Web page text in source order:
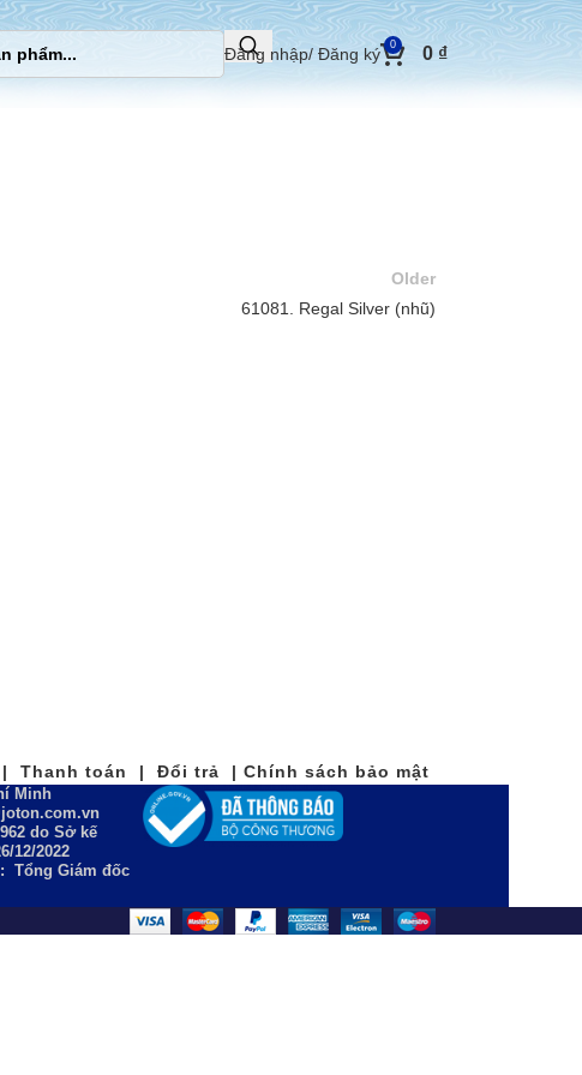
Đăng nhập/ Đăng ký 0 0 ₫
Older
61081. Regal Silver (nhũ)
Thanh toán | Đổi trả | Chính sách bảo mật
Minh
do Sở kế
12/2022
Tổng Giám đốc